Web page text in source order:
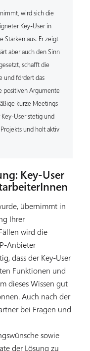
wird sich die
Key-User in
Stärken aus. Er zeigt
aber auch den Sinn
schafft die
und fördert das
positiven Argumente
kurze Meetings
User stetig und
und holt aktiv
Key-User
übernimmt in
Ihrer
wird die
Anbieter
dass der Key-User
Funktionen und
dieses Wissen gut
Auch nach der
bei Fragen und
sowie
der Lösung zu